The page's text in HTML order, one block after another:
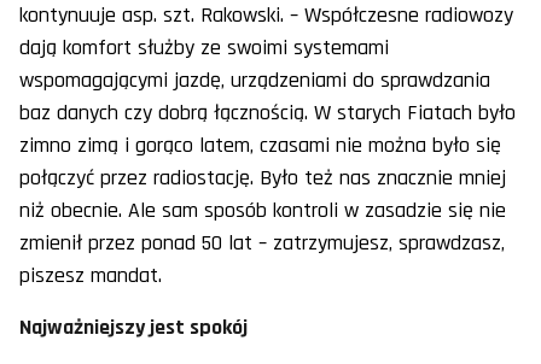
kontynuuje asp. szt. Rakowski. – Współczesne radiowozy
dają komfort służby ze swoimi systemami
wspomagającymi jazdę, urządzeniami do sprawdzania
baz danych czy dobrą łącznością. W starych Fiatach było
zimno zimą i gorąco latem, czasami nie można było się
połączyć przez radiostację. Było też nas znacznie mniej
niż obecnie. Ale sam sposób kontroli w zasadzie się nie
zmienił przez ponad 50 lat – zatrzymujesz, sprawdzasz,
piszesz mandat.
Najważniejszy jest spokój